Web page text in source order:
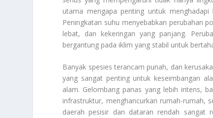
utama mengapa penting untuk
Peningkatan suhu menyebabkan perubahan
lebat, dan kekeringan yang panjang.
bergantung pada iklim yang stabil untuk
Banyak spesies terancam punah, dan
yang sangat penting untuk keseimbangan
alam. Gelombang panas yang lebih intens,
infrastruktur, menghancurkan rumah-rumah,
daerah pesisir dan dataran rendah sangat